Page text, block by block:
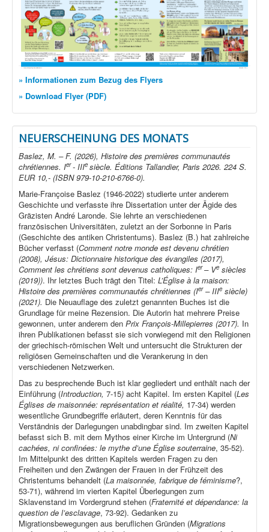
» Informationen zum Bezug des Flyers
» Download Flyer (PDF)
NEUERSCHEINUNG DES MONATS
Baslez, M. – F. (2026), Histoire des premières communautés
chrétiennes. Ier- IIIe siècle. Éditions Tallandier, Paris 2026. 224 S.
EUR 10,- (ISBN 979-10-210-6766-0).
Marie-Françoise Baslez (1946-2022) studierte unter anderem
Geschichte und verfasste ihre Dissertation unter der Ägide des
Gräzisten André Laronde. Sie lehrte an verschiedenen
französischen Universitäten, zuletzt an der Sorbonne in Paris
(Geschichte des antiken Christentums). Baslez (B.) hat zahlreiche
Bücher verfasst (Comment notre monde est devenu chrétien
(2008), Jésus: Dictionnaire historique des évangiles (2017),
Comment les chrétiens sont devenus catholiques: Ier– Ve siècles
(2019)). Ihr letztes Buch trägt den Titel: L’Église à la maison:
Histoire des premières communautés chrétiennes (Ier– IIIe siècle)
(2021). Die Neuauflage des zuletzt genannten Buches ist die
Grundlage für meine Rezension. Die Autorin hat mehrere Preise
gewonnen, unter anderem den Prix François-Millepierres (2017). In
ihren Publikationen befasst sie sich vorwiegend mit den Religionen
der griechisch-römischen Welt und untersucht die Strukturen der
religiösen Gemeinschaften und die Verankerung in den
verschiedenen Netzwerken.
Das zu besprechende Buch ist klar gegliedert und enthält nach der
Einführung (Introduction, 7-15) acht Kapitel. Im ersten Kapitel (Les
Églises de maisonnée: représentation et réalité, 17-34) werden
wesentliche Grundbegriffe erläutert, deren Kenntnis für das
Verständnis der Darlegungen unabdingbar sind. Im zweiten Kapitel
befasst sich B. mit dem Mythos einer Kirche im Untergrund (Ni
cachées, ni confinées: le mythe d’une Église souterraine, 35-52).
Im Mittelpunkt des dritten Kapitels werden Fragen zu den
Freiheiten und den Zwängen der Frauen in der Frühzeit des
Christentums behandelt (La maisonnée, fabrique de féminisme?,
53-71), während im vierten Kapitel Überlegungen zum
Sklavenstand im Vordergrund stehen (Fraternité et dépendance: la
question de l’esclavage, 73-92). Gedanken zu
Migrationsbewegungen aus beruflichen Gründen (Migrations